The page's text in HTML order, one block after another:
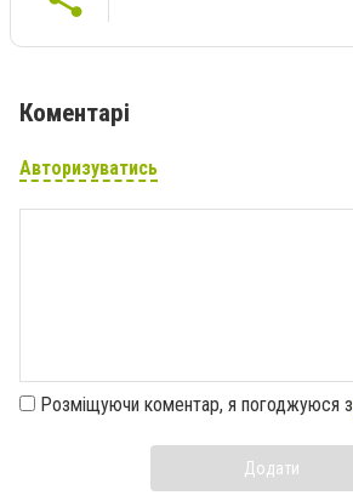
Коментарі
Авторизуватись
Розміщуючи коментар, я погоджуюся з
Додати